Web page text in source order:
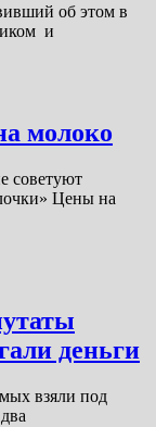
об этом в
и
молоко
советуют
Цены на
деньги
взяли под